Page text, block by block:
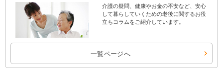
介護の疑問、健康やお金の不安など、安心
して暮らしていくための老後に関するお役
立ちコラムをご紹介しています。
一覧ページへ